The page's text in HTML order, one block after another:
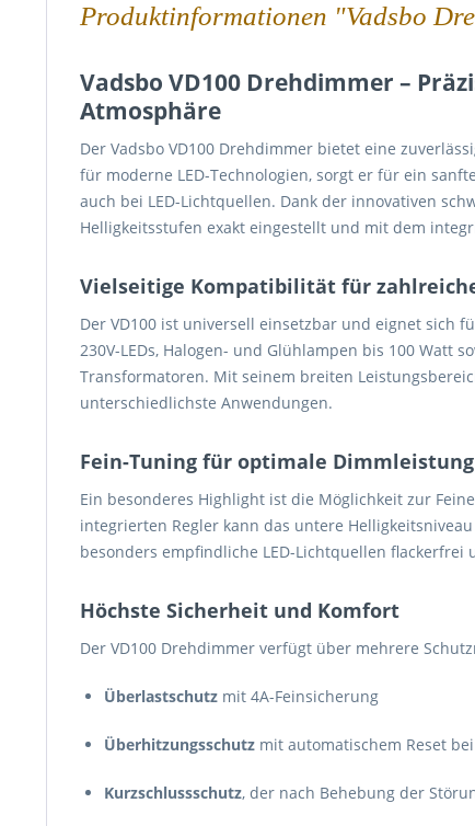
Produktinformationen "Vadsbo
Vadsbo VD100 Drehdimmer –
Atmosphäre
Der Vadsbo VD100 Drehdimmer bietet eine
für moderne LED-Technologien, sorgt er für ein
auch bei LED-Lichtquellen. Dank der innovativen
Helligkeitsstufen exakt eingestellt und mit dem
Vielseitige Kompatibilität für
Der VD100 ist universell einsetzbar und eignet sich
230V-LEDs, Halogen- und Glühlampen bis 100 Watt
Transformatoren. Mit seinem breiten
unterschiedlichste Anwendungen.
Fein-Tuning für optimale Dimmleistung
Ein besonderes Highlight ist die Möglichkeit zur
integrierten Regler kann das untere
besonders empfindliche LED-Lichtquellen flackerfrei
Höchste Sicherheit und Komfort
Der VD100 Drehdimmer verfügt über mehrere
Überlastschutz mit 4A-Feinsicherung
Überhitzungsschutz mit automatischem Reset bei
Kurzschlussschutz, der nach Behebung der